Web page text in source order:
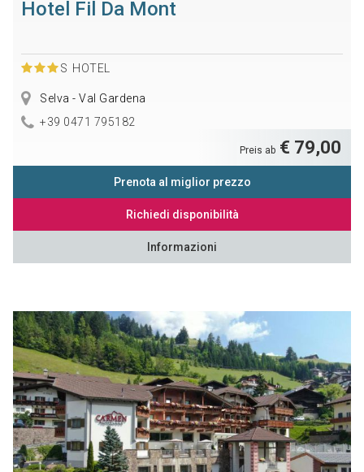
Hotel Fil Da Mont
S HOTEL
Selva - Val Gardena
+39 0471 795182
Preis ab € 79,00
Prenota al miglior prezzo
Richiedi disponibilità
Informazioni